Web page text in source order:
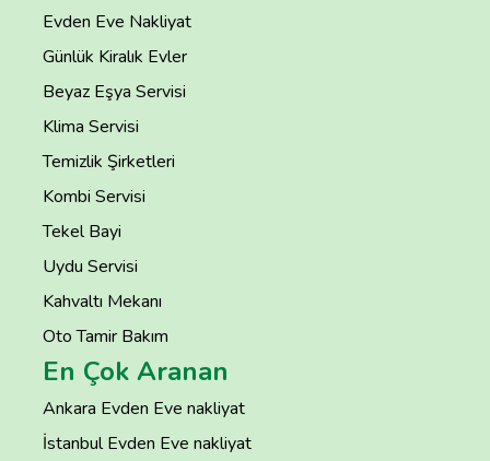
Evden Eve Nakliyat
Günlük Kiralık Evler
Beyaz Eşya Servisi
Klima Servisi
Temizlik Şirketleri
Kombi Servisi
Tekel Bayi
Uydu Servisi
Kahvaltı Mekanı
Oto Tamir Bakım
En Çok Aranan
Ankara Evden Eve nakliyat
İstanbul Evden Eve nakliyat